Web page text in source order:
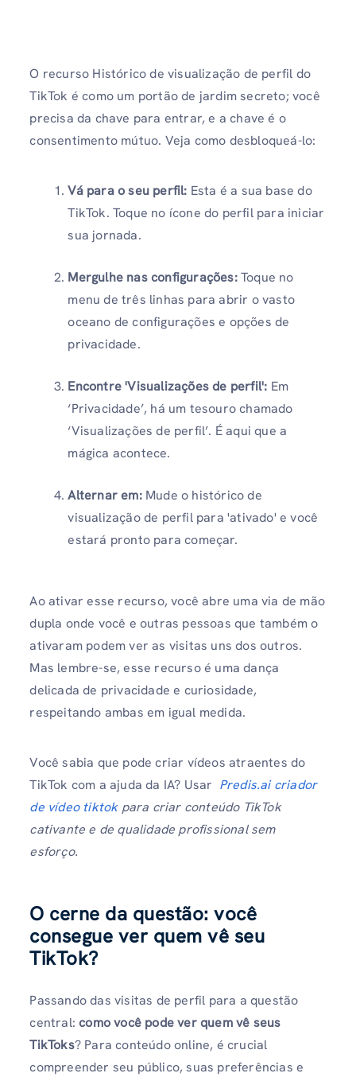
O recurso Histórico de visualização de perfil do
TikTok é como um portão de jardim secreto; você
precisa da chave para entrar, e a chave é o
consentimento mútuo. Veja como desbloqueá-lo:
Vá para o seu perfil: Esta é a sua base do
TikTok. Toque no ícone do perfil para iniciar
sua jornada.
Mergulhe nas configurações:Toque no
menu de três linhas para abrir o vasto
oceano de configurações e opções de
privacidade.
Encontre 'Visualizações de perfil': Em
‘Privacidade’, há um tesouro chamado
‘Visualizações de perfil’. É aqui que a
mágica acontece.
Alternar em:Mude o histórico de
visualização de perfil para 'ativado' e você
estará pronto para começar.
Ao ativar esse recurso, você abre uma via de mão
dupla onde você e outras pessoas que também o
ativaram podem ver as visitas uns dos outros.
Mas lembre-se, esse recurso é uma dança
delicada de privacidade e curiosidade,
respeitando ambas em igual medida.
Você sabia que pode criar vídeos atraentes do
TikTok com a ajuda da IA? Usar Predis.ai criador
de vídeo tiktok para criar conteúdo TikTok
cativante e de qualidade profissional sem
esforço.
O cerne da questão: você
consegue ver quem vê seu
TikTok?
Passando das visitas de perfil para a questão
central:como você pode ver quem vê seus
TikToks? Para conteúdo online, é crucial
compreender seu público, suas preferências e